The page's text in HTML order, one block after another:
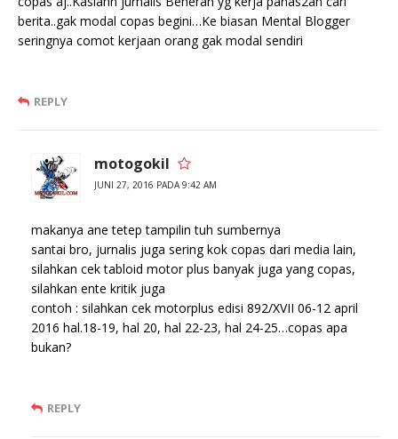
berita..gak modal copas begini…Ke biasan Mental Blogger
seringnya comot kerjaan orang gak modal sendiri
REPLY
motogokil
JUNI 27, 2016 PADA 9:42 AM
makanya ane tetep tampilin tuh sumbernya
santai bro, jurnalis juga sering kok copas dari media lain,
silahkan cek tabloid motor plus banyak juga yang copas,
silahkan ente kritik juga
contoh : silahkan cek motorplus edisi 892/XVII 06-12 april
2016 hal.18-19, hal 20, hal 22-23, hal 24-25…copas apa
bukan?
REPLY